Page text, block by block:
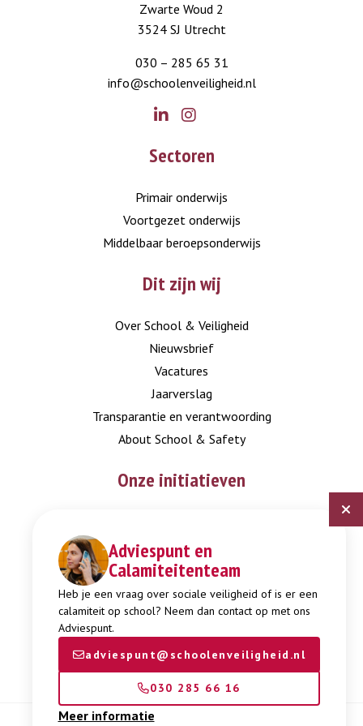
Adviespunt en
Calamiteitenteam
Heb je een vraag over sociale veiligheid of is er een
calamiteit op school? Neem dan contact op met ons
Adviespunt.
adviespunt@schoolenveiligheid.nl
030 285 66 16
Meer informatie
Zwarte Woud 2
3524 SJ Utrecht
030 – 285 65 31
info@schoolenveiligheid.nl
Sectoren
Primair onderwijs
Voortgezet onderwijs
Middelbaar beroepsonderwijs
Dit zijn wij
Over School & Veiligheid
Nieuwsbrief
Vacatures
Jaarverslag
Transparantie en verantwoording
About School & Safety
Onze initiatieven
Expertisepunt Burgerschap
Gendi
Week tegen Pesten